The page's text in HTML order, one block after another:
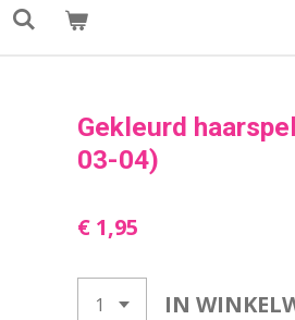
Gekleurd
03-04)
€ 1,95
IN